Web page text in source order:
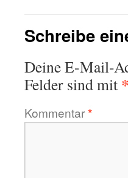
Schreibe
Deine E-Mail-
Felder sind mit *
Kommentar*